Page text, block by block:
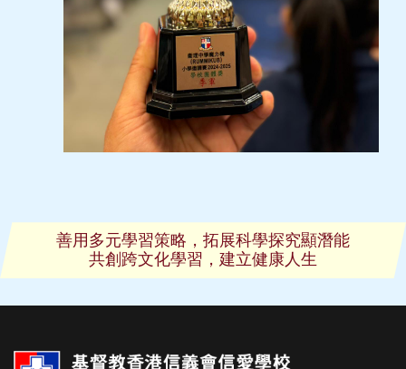
善用多元學習策略，拓展科學探究顯潛能
共創跨文化學習，建立健康人生